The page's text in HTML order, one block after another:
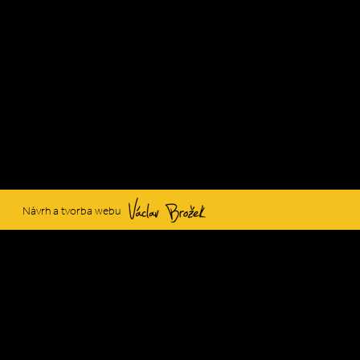
Návrh a tvorba webu